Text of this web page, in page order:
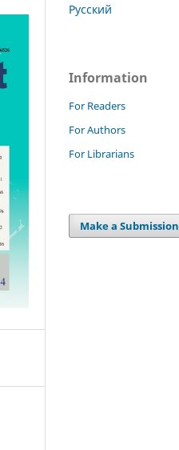
Русский
Information
For Readers
For Authors
For Librarians
Make a Submission